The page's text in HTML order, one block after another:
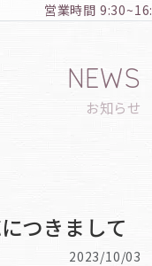
営業時間
NEWS
お知らせ
つきまして
2023/10/03